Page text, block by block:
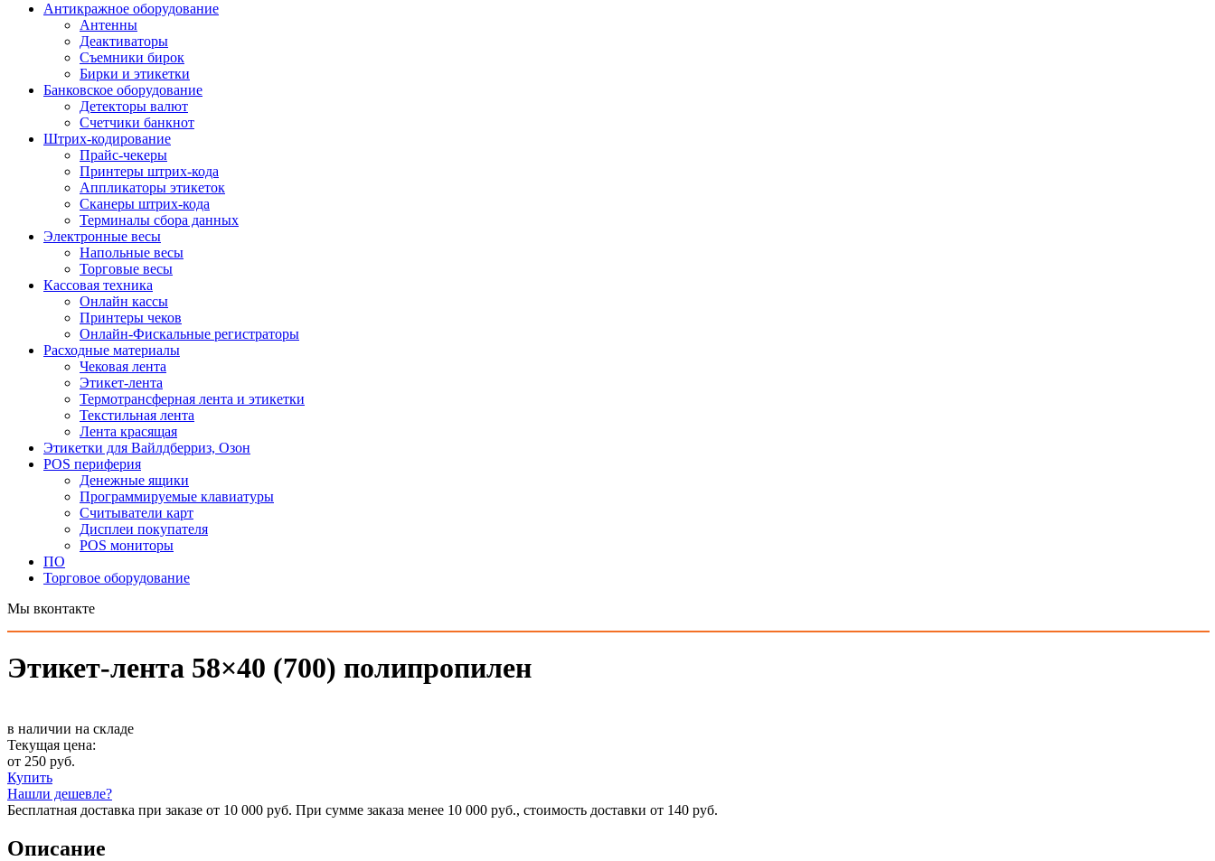
Антикражное оборудование
Антенны
Деактиваторы
Съемники бирок
Бирки и этикетки
Банковское оборудование
Детекторы валют
Счетчики банкнот
Штрих-кодирование
Прайс-чекеры
Принтеры штрих-кода
Аппликаторы этикеток
Сканеры штрих-кода
Терминалы сбора данных
Электронные весы
Напольные весы
Торговые весы
Кассовая техника
Онлайн кассы
Принтеры чеков
Онлайн-Фискальные регистраторы
Расходные материалы
Чековая лента
Этикет-лента
Термотрансферная лента и этикетки
Текстильная лента
Лента красящая
Этикетки для Вайлдберриз, Озон
POS периферия
Денежные ящики
Программируемые клавиатуры
Считыватели карт
Дисплеи покупателя
POS мониторы
ПО
Торговое оборудование
Мы вконтакте
Этикет-лента 58×40 (700) полипропилен
в наличии на складе
Текущая цена:
от 250 руб.
Купить
Нашли дешевле?
Бесплатная доставка при заказе от 10 000 руб. При сумме заказа менее 10 000 руб., стоимость доставки от 140 руб.
Описание